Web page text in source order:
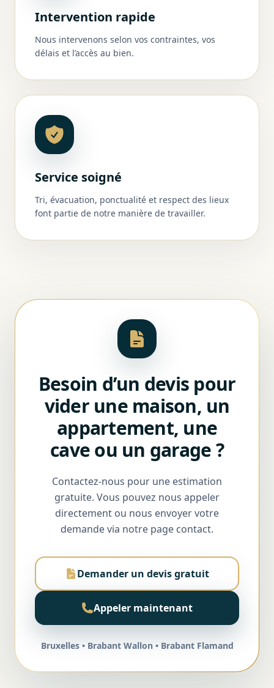
Intervention rapide
Nous intervenons selon vos contraintes, vos
délais et l’accès au bien.
Service soigné
Tri, évacuation, ponctualité et respect des lieux
font partie de notre manière de travailler.
Besoin d’un devis pour
vider une maison, un
appartement, une
cave ou un garage ?
Contactez-nous pour une estimation
gratuite. Vous pouvez nous appeler
directement ou nous envoyer votre
demande via notre page contact.
Demander un devis gratuit
Appeler maintenant
Bruxelles • Brabant Wallon • Brabant Flamand